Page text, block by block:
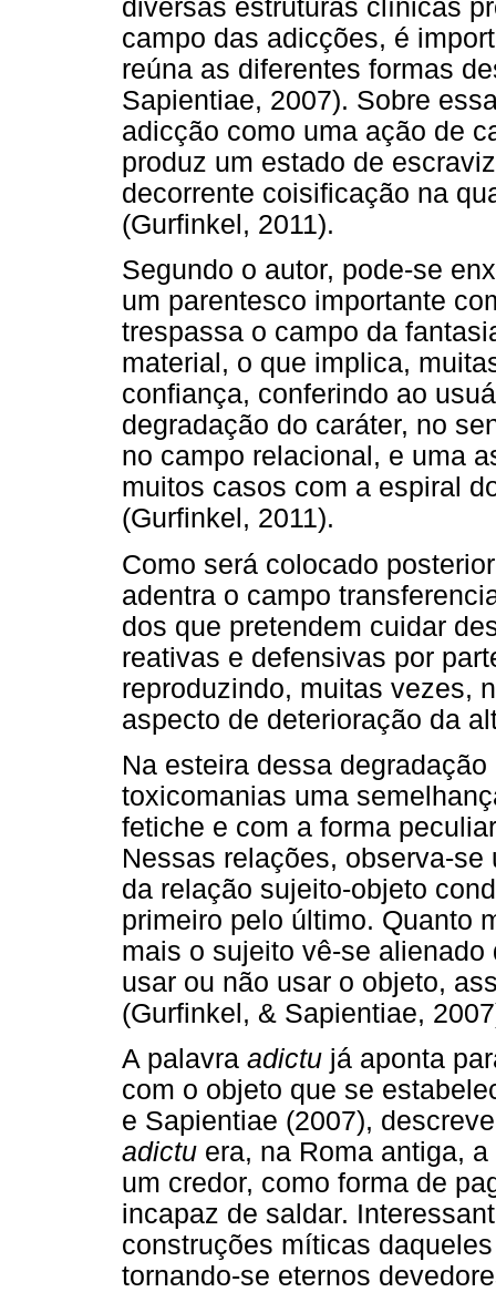
diversas estruturas clínicas
campo das adicções, é
reúna as diferentes formas
Sapientiae, 2007). Sobre
adicção como uma ação de
produz um estado de
decorrente coisificação na
(Gurfinkel, 2011).
Segundo o autor, pode-se
um parentesco importante
trespassa o campo da
material, o que implica,
confiança, conferindo ao
degradação do caráter, no
no campo relacional, e uma
muitos casos com a espiral
(Gurfinkel, 2011).
Como será colocado
adentra o campo
dos que pretendem cuidar
reativas e defensivas por
reproduzindo, muitas vezes,
aspecto de deterioração da
Na esteira dessa
toxicomanias uma
fetiche e com a forma
Nessas relações, observa-
da relação sujeito-objeto
primeiro pelo último. Quanto
mais o sujeito vê-se
usar ou não usar o objeto,
(Gurfinkel, & Sapientiae,
A palavra adictu já aponta
com o objeto que se
e Sapientiae (2007),
adictu era, na Roma antiga,
um credor, como forma de
incapaz de saldar.
construções míticas
tornando-se eternos